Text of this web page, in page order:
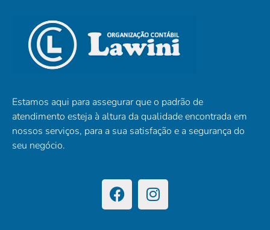
Estamos aqui para assegurar que o padrão de
atendimento esteja à altura da qualidade encontrada em
nossos serviços, para a sua satisfação e a segurança do
seu negócio.